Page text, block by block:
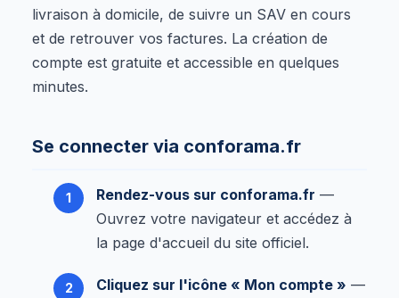
livraison à domicile, de suivre un SAV en cours
et de retrouver vos factures. La création de
compte est gratuite et accessible en quelques
minutes.
Se connecter via conforama.fr
Rendez-vous sur conforama.fr —
Ouvrez votre navigateur et accédez à
la page d'accueil du site officiel.
Cliquez sur l'icône « Mon compte » —